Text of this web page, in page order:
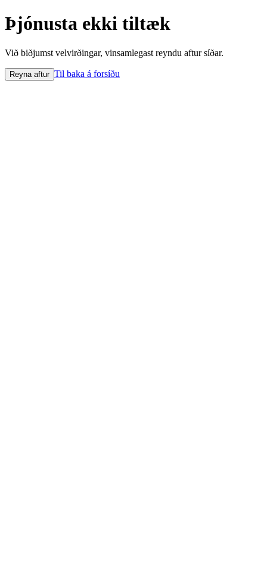
Þjónusta ekki tiltæk
Við biðjumst velvirðingar, vinsamlegast reyndu aftur síðar.
Reyna aftur Til baka á forsíðu